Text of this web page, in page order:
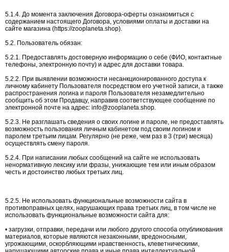
5.1.4. До момента заключения Договора-оферты ознакомиться с
содержанием настоящего Договора, условиями оплаты и доставки на
сайте магазина (https://zooplaneta.shop).
5.2. Пользователь обязан:
5.2.1. Предоставлять достоверную информацию о себе (ФИО, контактные
телефоны, электронную почту) и адрес для доставки товара.
5.2.2. При выявлении возможности несанкционированного доступа к
личному кабинету Пользователя посредством его учетной записи, а также
распространения логина и пароля Пользователя незамедлительно
сообщить об этом Продавцу, направив соответствующее сообщение по
электронной почте на адрес: info@zooplaneta.shop.
5.2.3. Не разглашать сведения о своих логине и пароле, не предоставлять
возможность пользования личным кабинетом под своим логином и
паролем третьим лицам. Регулярно (не реже, чем раз в 3 (три) месяца)
осуществлять смену пароля.
5.2.4. При написании любых сообщений на сайте не использовать
ненормативную лексику или фразы, унижающие тем или иным образом
честь и достоинство любых третьих лиц.
5.2.5. Не использовать функциональные возможности сайта в
противоправных целях, нарушающих права третьих лиц, в том числе не
использовать функциональные возможности сайта для:
• загрузки, отправки, передачи или любого другого способа опубликования
материалов, которые являются незаконными, вредоносными,
угрожающими, оскорбляющими нравственность, клеветническими,